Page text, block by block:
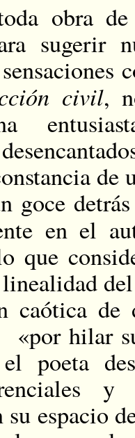
obra
sugerir
civil,
de
goce
en el
que
caótica de
«por hilar
poeta
y
espacio